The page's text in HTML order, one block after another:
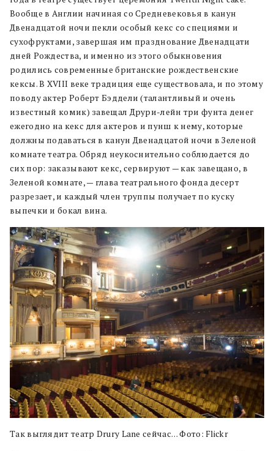
Вообще в Англии начиная со Средневековья в канун
Двенадцатой ночи пекли особый кекс со специями и
сухофруктами, завершая им празднование Двенадцати
дней Рождества, и именно из этого обыкновения
родились современные британские рождественские
кексы. В XVIII веке традиция еще существовала, и по этому
поводу актер Роберт Бэддели (талантливый и очень
известный комик) завещал Друри-лейн три фунта денег
ежегодно на кекс для актеров и пунш к нему, которые
должны подаваться в канун Двенадцатой ночи в Зеленой
комнате театра. Обряд неукоснительно соблюдается до
сих пор: заказывают кекс, сервируют — как завещано, в
Зеленой комнате, — глава театрального фонда десерт
разрезает, и каждый член труппы получает по куску
выпечки и бокал вина.
Так выглядит театр Drury Lane сейчас… Фото: Flickr